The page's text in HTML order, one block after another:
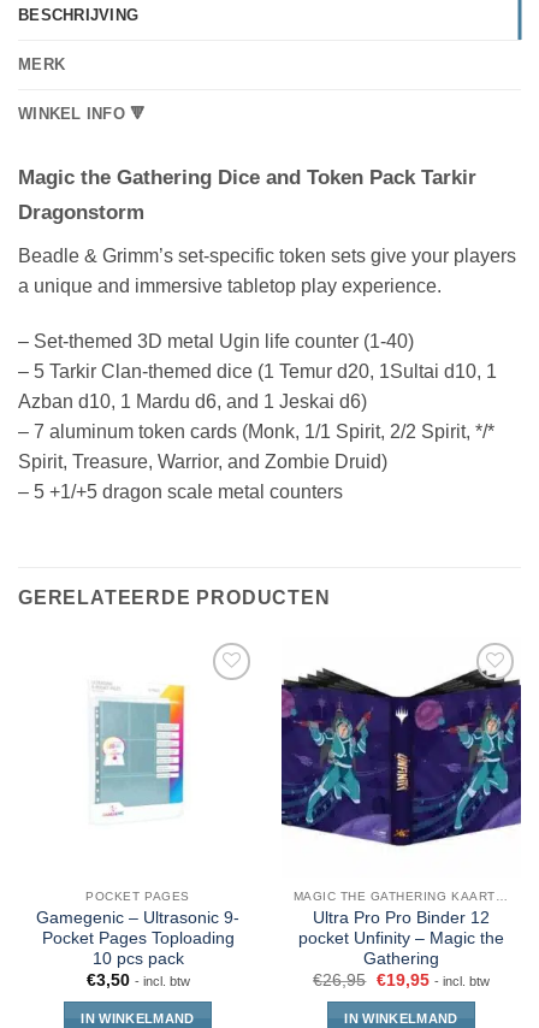
BESCHRIJVING
MERK
WINKEL INFO 🔻
Magic the Gathering Dice and Token Pack Tarkir
Dragonstorm
Beadle & Grimm’s set-specific token sets give your players
a unique and immersive tabletop play experience.
– Set-themed 3D metal Ugin life counter (1-40)
– 5 Tarkir Clan-themed dice (1 Temur d20, 1Sultai d10, 1
Azban d10, 1 Mardu d6, and 1 Jeskai d6)
– 7 aluminum token cards (Monk, 1/1 Spirit, 2/2 Spirit, */*
Spirit, Treasure, Warrior, and Zombie Druid)
– 5 +1/+5 dragon scale metal counters
GERELATEERDE PRODUCTEN
POCKET PAGES
Gamegenic – Ultrasonic 9-
Pocket Pages Toploading
10 pcs pack
€3,50 - incl. btw
IN WINKELMAND
MAGIC THE GATHERING KAARTEN
Ultra Pro Pro Binder 12
pocket Unfinity – Magic the
Gathering
€26,95 €19,95 - incl. btw
IN WINKELMAND